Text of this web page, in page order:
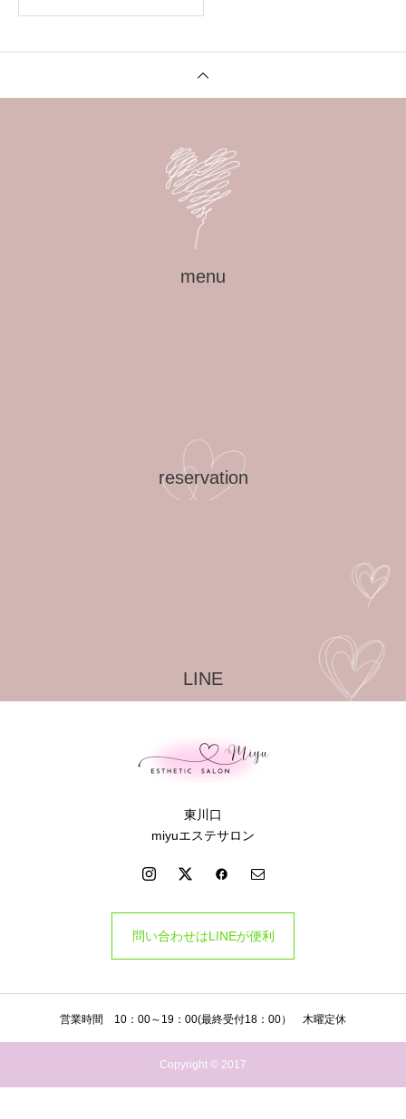
menu
reservation
LINE
東川口
miyuエステサロン
問い合わせはLINEが便利
営業時間 10：00～19：00(最終受付18：00） 木曜定休
Copyright © 2017